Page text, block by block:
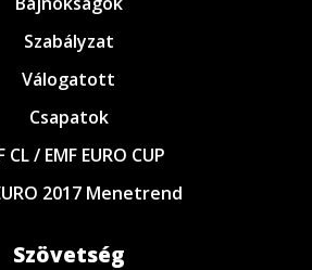
Szabályzat
Válogatott
Csapatok
CL / EMF EURO CUP
2017 Menetrend
Szövetség